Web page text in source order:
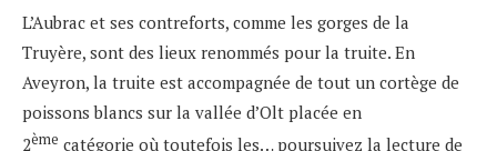
L’Aubrac et ses contreforts, comme les gorges de la
Truyère, sont des lieux renommés pour la truite. En
Aveyron, la truite est accompagnée de tout un cortège de
poissons blancs sur la vallée d’Olt placée en
2ème catégorie où toutefois les… poursuivez la lecture de